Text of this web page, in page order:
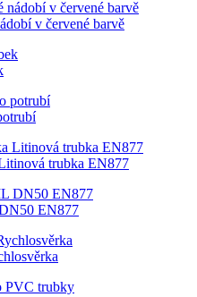
v červené barvě
trubka EN877
EN877